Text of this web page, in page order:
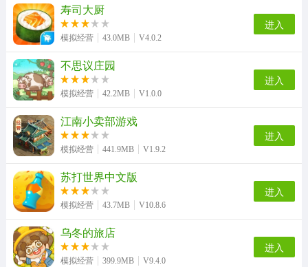
寿司大厨
模拟经营 43.0MB V4.0.2
进入
不思议庄园
模拟经营 42.2MB V1.0.0
进入
江南小卖部游戏
模拟经营 441.9MB V1.9.2
进入
苏打世界中文版
模拟经营 43.7MB V10.8.6
进入
乌冬的旅店
模拟经营 399.9MB V9.4.0
进入